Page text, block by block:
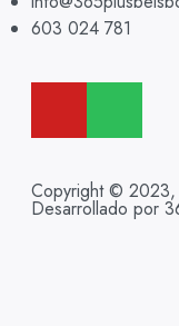
603 024 781
Copyright © 2023,
Desarrollado por